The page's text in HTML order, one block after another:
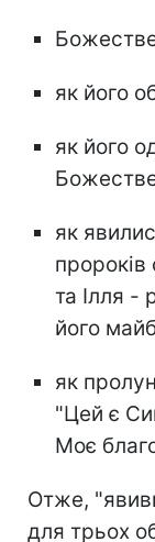
як його
як його
як
та Ілля -
його
як
"Цей є
Моє
Отже,
для трьох